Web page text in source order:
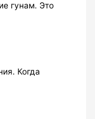
гунам. Это
Когда